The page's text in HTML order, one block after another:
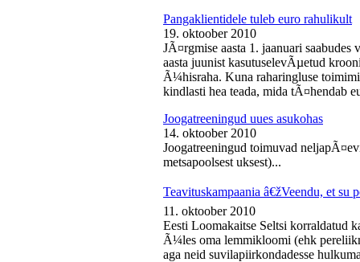
Pangaklientidele tuleb euro rahulikult
19. oktoober 2010
JÃ¤rgmise aasta 1. jaanuari
aasta juunist kasutuselevÃµetud
Ã¼hisraha. Kuna raharingluse
kindlasti hea teada, mida tÃ¤hendab
Joogatreeningud uues asukohas
14. oktoober 2010
Joogatreeningud toimuvad
metsapoolsest uksest)...
Teavituskampaania â€žVeendu, et su
11. oktoober 2010
Eesti Loomakaitse Seltsi korraldatud
Ã¼les oma lemmikloomi (ehk
aga neid suvilapiirkondadesse